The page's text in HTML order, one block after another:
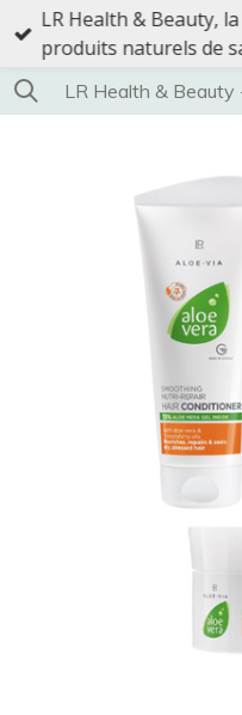
Passer
contenu
principal
LR Health & Beauty,
produits naturels de